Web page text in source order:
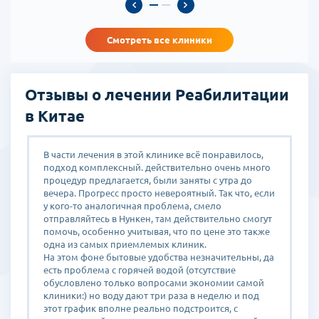
начинают носить хронический характер. Именно поэтому мы и
курсы реабилитации, так как от своевременного качественного
лечения зависит возможность восстановления и возвращения к
состояния и пожеланий китайские клиники готовы предложить
как варианты реабилитации с упором на терапевтические
занятия, ЛФК и массажи, так и программы с большим упором на
традиционную китайскую медицину- массажи, моксатеапию,
растительных препаратов нормализует работу организма в
целом, в том числе помогает предотвратить повторный инсульт. В
среднем курс реабилитации длится от 2-3 недель до полутора-
двух месяцев, что зависит от степени поражения, нарушения
двигательных функций. Предусмотрены возможности
проживания в клинике, отеле либо в квартире в зависимости от
пожеланий пациента и сроков нахождения в Китае.
Прочие случаи, требующие реабилитации
Кроме пациентов, страдающих от ДЦП и последствий инсульта, к
нам достаточно часто обращаются пациенты, которым
восстановление требуется после различных травм костей и
суставов, позвоночника, головного мозга, а также после
Смотреть все клиники
Отзывы о лечении Реабилитации
в Китае
В части лечения в этой клинике всё понравилось,
подход комплексный. действительно очень много
процедур предлагается, были заняты с утра до
вечера. Прогресс просто невероятный. Так что, если
у кого-то аналогичная проблема, смело
отправляйтесь в Нункен, там действительно смогут
помочь, особенно учитывая, что по цене это также
одна из самых приемлемых клиник.
На этом фоне бытовые удобства незначительны, да
есть проблема с горячей водой (отсутствие
обусловлено только вопросами экономии самой
клиники:) но воду дают три раза в неделю и под
этот график вполне реально подстроится, с